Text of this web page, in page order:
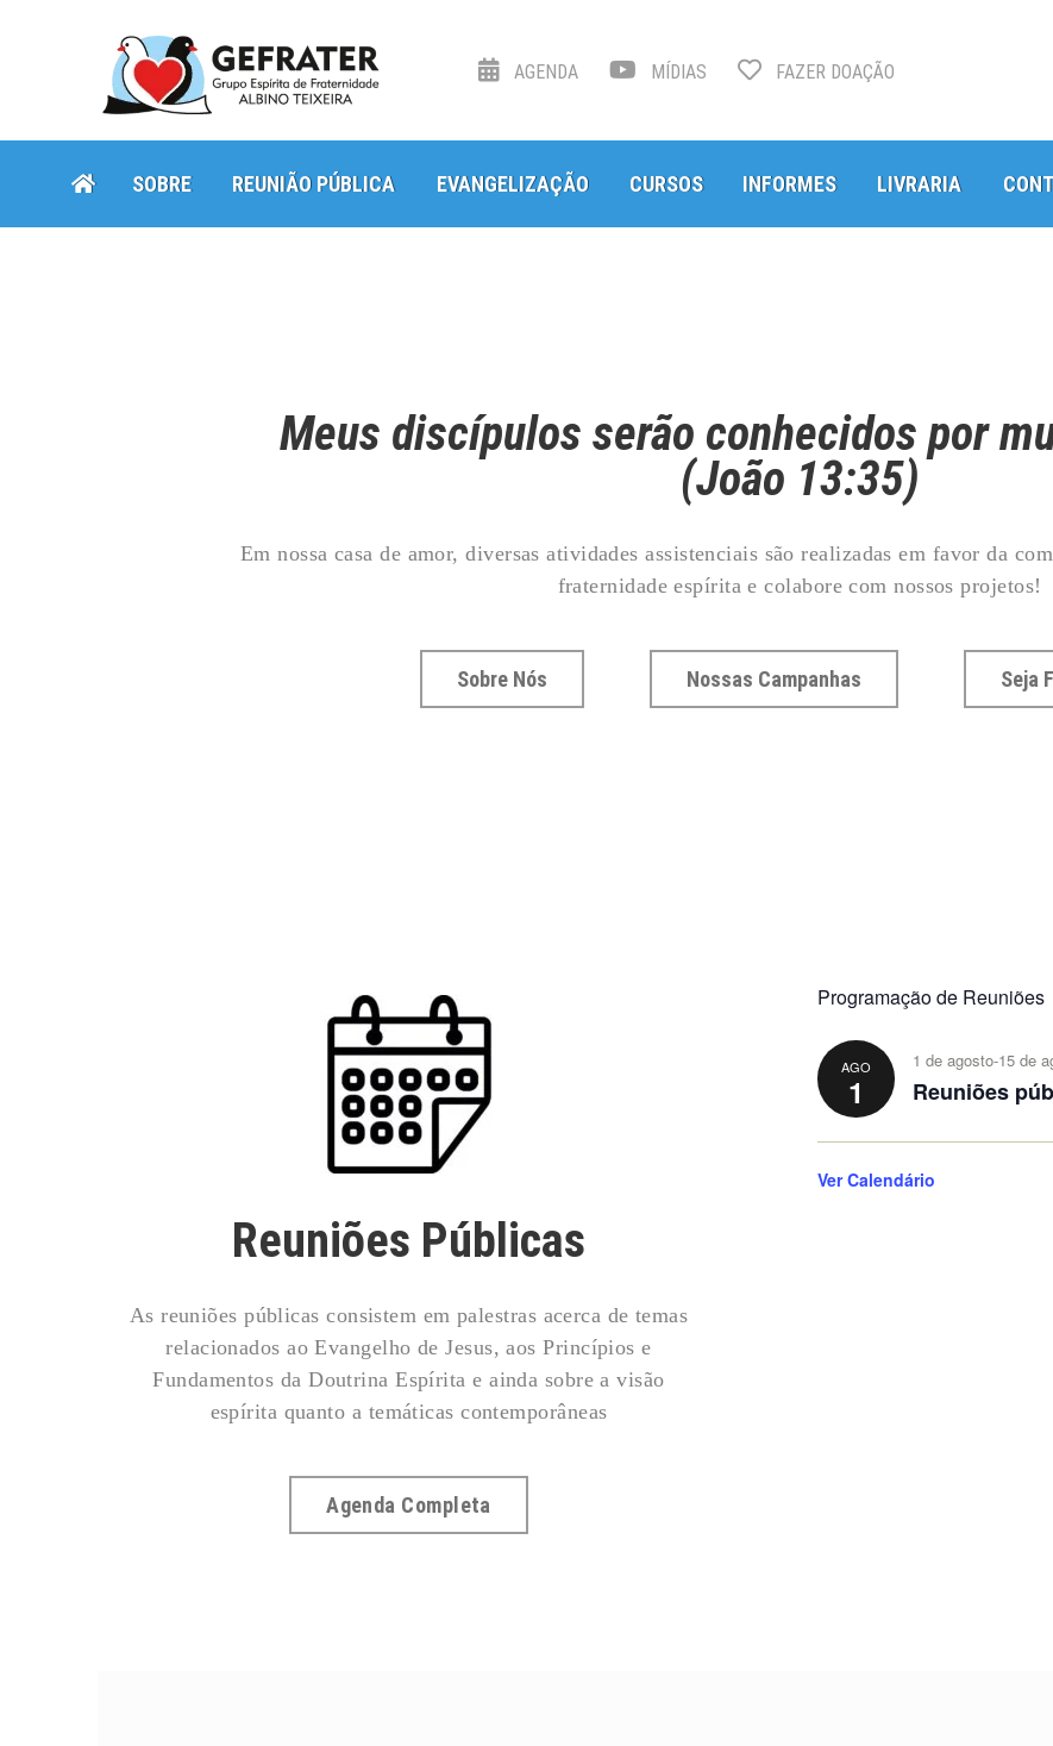
AGENDA MÍDIAS FAZER DOAÇÃO
SOBRE REUNIÃO PÚBLICA EVANGELIZAÇÃO CURSOS INFORMES LIVRARIA
Meus discípulos serão conhecidos por
(João 13:35)
Em nossa casa de amor, diversas atividades assistenciais são realizadas em favor da
fraternidade espírita e colabore com nossos projetos!
Sobre Nós Nossas Campanhas Seja
Reuniões Públicas
As reuniões públicas consistem em palestras acerca de temas
relacionados ao Evangelho de Jesus, aos Princípios e
Fundamentos da Doutrina Espírita e ainda sobre a visão
espírita quanto a temáticas contemporâneas
Agenda Completa
Programação de Reuniões
AGO
1
1 de agosto-15 de
Reuniões
Ver Calendário